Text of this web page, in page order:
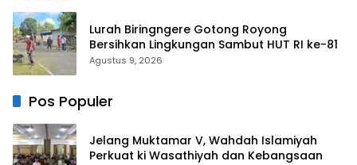
Lurah Biringngere Gotong Royong
Bersihkan Lingkungan Sambut HUT RI ke-81
Agustus 9, 2026
Pos Populer
Jelang Muktamar V, Wahdah Islamiyah
Perkuat ki Wasathiyah dan Kebangsaan